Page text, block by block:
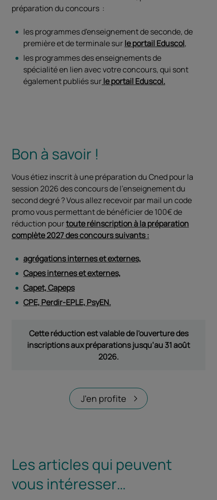
préparation du concours :
les programmes d'enseignement de seconde, de
première et de terminale surle portail Eduscol,
les programmes des enseignements de
spécialité en lien avec votre concours, qui sont
également publiés surle portail Eduscol.
Bon à savoir !
Vous étiez inscrit à une préparation du Cned pour la
session 2026 des concours de l'enseignement du
second degré ? Vous allez recevoir par mail un code
promo vous permettant de bénéficier de 100€ de
réduction pourtoute réinscription à la préparation
complète 2027 des concours suivants:
agrégations internes et externes,
Capes internes et externes,
Capet, Capeps
CPE, Perdir-EPLE, PsyEN.
Cette réduction est valable de l'ouverture des
inscriptions aux préparations jusqu’au 31 août
2026.
J'en profite
Les articles qui peuvent
vous intéresser…